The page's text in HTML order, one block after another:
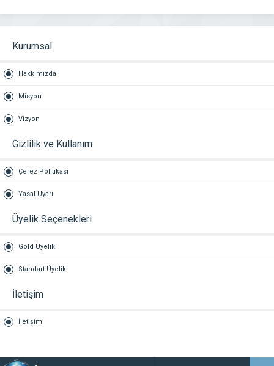
Kurumsal
Hakkımızda
Misyon
Vizyon
Gizlilik ve Kullanım
Çerez Politikası
Yasal Uyarı
Üyelik Seçenekleri
Gold Üyelik
Standart Üyelik
İletişim
İletişim